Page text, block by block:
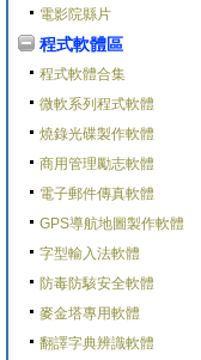
電影院縣片
程式軟體區
程式軟體合集
微軟系列程式軟體
燒錄光碟製作軟體
商用管理勵志軟體
電子郵件傳真軟體
GPS導航地圖製作軟體
字型輸入法軟體
防毒防駭安全軟體
麥金塔專用軟體
翻譯字典辨識軟體